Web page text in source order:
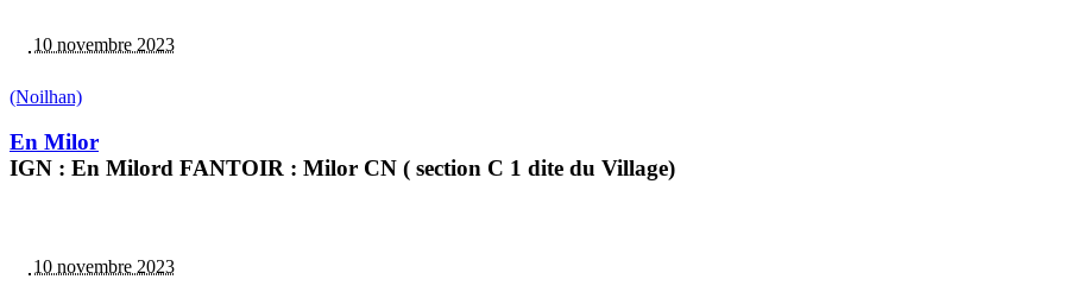
10 novembre 2023
(Noilhan)
En Milor
IGN : En Milord FANTOIR : Milor CN ( section C 1 dite du Village)
10 novembre 2023